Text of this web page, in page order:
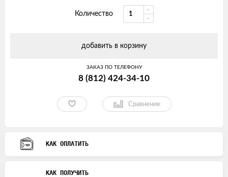
Количество
добавить в корзину
ЗАКАЗ ПО ТЕЛЕФОНУ
8 (812) 424-34-10
Сравнение
КАК ОПЛАТИТЬ
КАК ПОЛУЧИТЬ